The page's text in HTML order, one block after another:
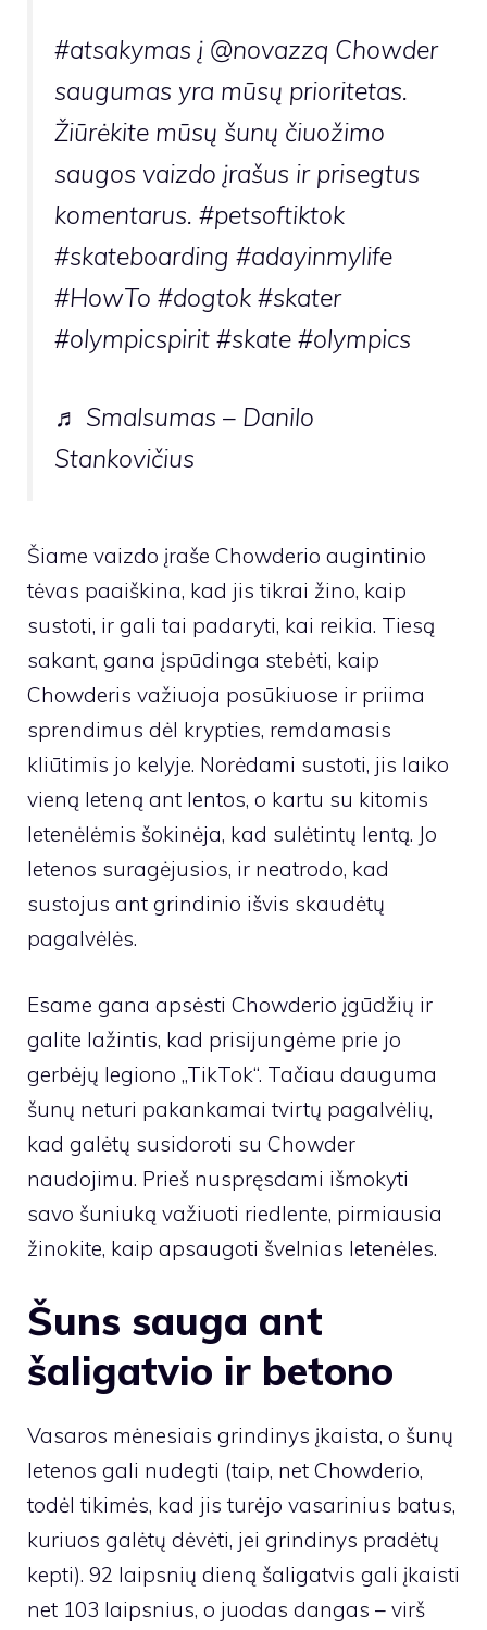
#atsakymas į @novazzq Chowder
saugumas yra mūsų prioritetas.
Žiūrėkite mūsų šunų čiuožimo
saugos vaizdo įrašus ir prisegtus
komentarus. #petsoftiktok
#skateboarding #adayinmylife
#HowTo #dogtok #skater
#olympicspirit #skate #olympics
♬ Smalsumas – Danilo
Stankovičius
Šiame vaizdo įraše Chowderio augintinio
tėvas paaiškina, kad jis tikrai žino, kaip
sustoti, ir gali tai padaryti, kai reikia. Tiesą
sakant, gana įspūdinga stebėti, kaip
Chowderis važiuoja posūkiuose ir priima
sprendimus dėl krypties, remdamasis
kliūtimis jo kelyje. Norėdami sustoti, jis laiko
vieną leteną ant lentos, o kartu su kitomis
letenėlėmis šokinėja, kad sulėtintų lentą. Jo
letenos suragėjusios, ir neatrodo, kad
sustojus ant grindinio išvis skaudėtų
pagalvėlės.
Esame gana apsėsti Chowderio įgūdžių ir
galite lažintis, kad prisijungėme prie jo
gerbėjų legiono „TikTok“. Tačiau dauguma
šunų neturi pakankamai tvirtų pagalvėlių,
kad galėtų susidoroti su Chowder
naudojimu. Prieš nuspręsdami išmokyti
savo šuniuką važiuoti riedlente, pirmiausia
žinokite, kaip apsaugoti švelnias letenėles.
Šuns sauga ant
šaligatvio ir betono
Vasaros mėnesiais grindinys įkaista, o šunų
letenos gali nudegti (taip, net Chowderio,
todėl tikimės, kad jis turėjo vasarinius batus,
kuriuos galėtų dėvėti, jei grindinys pradėtų
kepti). 92 laipsnių dieną šaligatvis gali įkaisti
net 103 laipsnius, o juodas dangas – virš